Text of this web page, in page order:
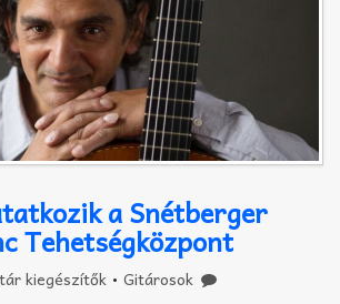
a Snétberger
Tehetségközpont
kiegészítők •Gitárosok